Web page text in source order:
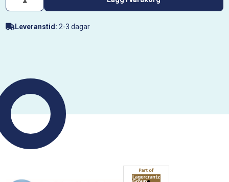
Leveranstid: 2-3 dagar